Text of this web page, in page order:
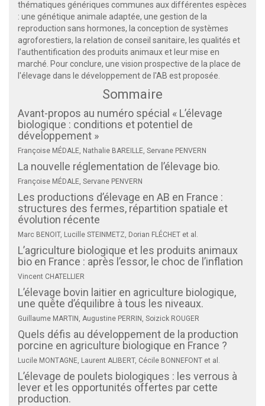
thématiques génériques communes aux différentes espèces
: une génétique animale adaptée, une gestion de la
reproduction sans hormones, la conception de systèmes
agroforestiers, la relation de conseil sanitaire, les qualités et
l’authentification des produits animaux et leur mise en
marché. Pour conclure, une vision prospective de la place de
l'élevage dans le développement de l'AB est proposée.
Sommaire
Avant-propos au numéro spécial « L’élevage
biologique : conditions et potentiel de
développement »
Françoise MÉDALE, Nathalie BAREILLE, Servane PENVERN
La nouvelle réglementation de l’élevage bio.
Françoise MÉDALE, Servane PENVERN
Les productions d’élevage en AB en France :
structures des fermes, répartition spatiale et
évolution récente
Marc BENOIT, Lucille STEINMETZ, Dorian FLÉCHET et al.
L’agriculture biologique et les produits animaux
bio en France : après l’essor, le choc de l’inflation
Vincent CHATELLIER
L’élevage bovin laitier en agriculture biologique,
une quête d’équilibre à tous les niveaux.
Guillaume MARTIN, Augustine PERRIN, Soizick ROUGER
Quels défis au développement de la production
porcine en agriculture biologique en France ?
Lucile MONTAGNE, Laurent ALIBERT, Cécile BONNEFONT et al.
L’élevage de poulets biologiques : les verrous à
lever et les opportunités offertes par cette
production.